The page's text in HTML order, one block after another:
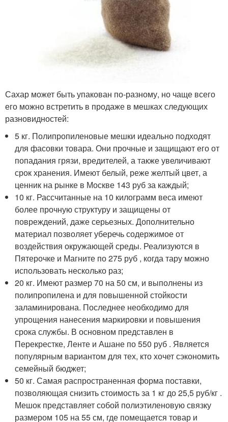
Сахар может быть упакован по-разному, но чаще всего
его можно встретить в продаже в мешках следующих
разновидностей:
5 кг. Полипропиленовые мешки идеально подходят
для фасовки товара. Они прочные и защищают его от
попадания грязи, вредителей, а также увеличивают
срок хранения. Имеют белый, реже желтый цвет, а
ценник на рынке в Москве 143 руб за каждый;
10 кг. Рассчитанные на 10 килограмм веса имеют
более прочную структуру и защищены от
повреждений, даже серьезных. Дополнительно
материал позволяет уберечь содержимое от
воздействия окружающей среды. Реализуются в
Пятерочке и Магните по 275 руб , когда тару можно
использовать несколько раз;
20 кг. Имеют размер 70 на 50 см, и выполнены из
полипропилена и для повышенной стойкости
заламинирована. Последнее необходимо для
упрощения нанесения маркировки и повышения
срока службы. В основном представлен в
Перекрестке, Ленте и Ашане по 550 руб . Является
популярным вариантом для тех, кто хочет сэкономить
семейный бюджет;
50 кг. Самая распространенная форма поставки,
позволяющая снизить стоимость за 1 кг до 25,5 руб/кг .
Мешок представляет собой полиэтиленовую связку
размером 105 на 55 см, где помещается товар и